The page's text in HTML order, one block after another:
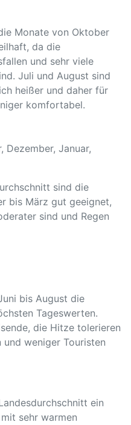
Monate von Oktober
da die
und sehr viele
Juli und August sind
heißer und daher für
komfortabel.
Dezember, Januar,
sind die
bis März gut geeignet,
sind und Regen
bis August die
Tageswerten.
die Hitze tolerieren
weniger Touristen
ein
sehr warmen